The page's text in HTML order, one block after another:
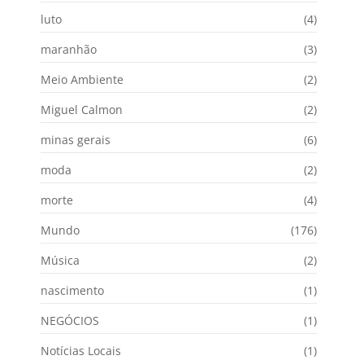
luto
(4)
maranhão
(3)
Meio Ambiente
(2)
Miguel Calmon
(2)
minas gerais
(6)
moda
(2)
morte
(4)
Mundo
(176)
Música
(2)
nascimento
(1)
NEGÓCIOS
(1)
Notícias Locais
(1)